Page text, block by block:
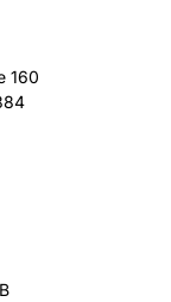
160